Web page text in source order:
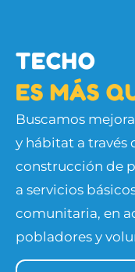
TECHO
ES MÁS Q
Buscamos
y hábitat a través
construcción de
a servicios
comunitaria, en
pobladores y